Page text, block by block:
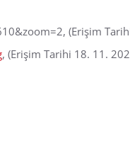
(Erişim
, (Erişim Tarihi 18. 11.